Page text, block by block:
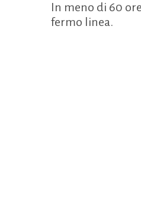
In meno di 60
fermo linea.